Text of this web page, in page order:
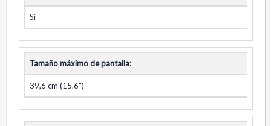
Si
Tamaño máximo de pantalla:
39,6 cm (15.6")